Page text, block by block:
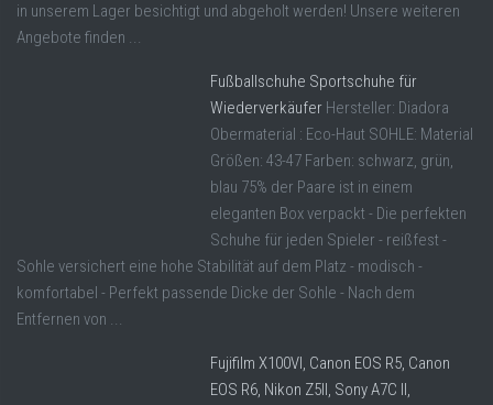
in unserem Lager besichtigt und abgeholt werden! Unsere weiteren
Angebote finden ...
Fußballschuhe Sportschuhe für
Wiederverkäufer Hersteller: Diadora
Obermaterial : Eco-Haut SOHLE: Material
Größen: 43-47 Farben: schwarz, grün,
blau 75% der Paare ist in einem
eleganten Box verpackt - Die perfekten
Schuhe für jeden Spieler - reißfest -
Sohle versichert eine hohe Stabilität auf dem Platz - modisch -
komfortabel - Perfekt passende Dicke der Sohle - Nach dem
Entfernen von ...
Fujifilm X100VI, Canon EOS R5, Canon
EOS R6, Nikon Z5II, Sony A7C II,